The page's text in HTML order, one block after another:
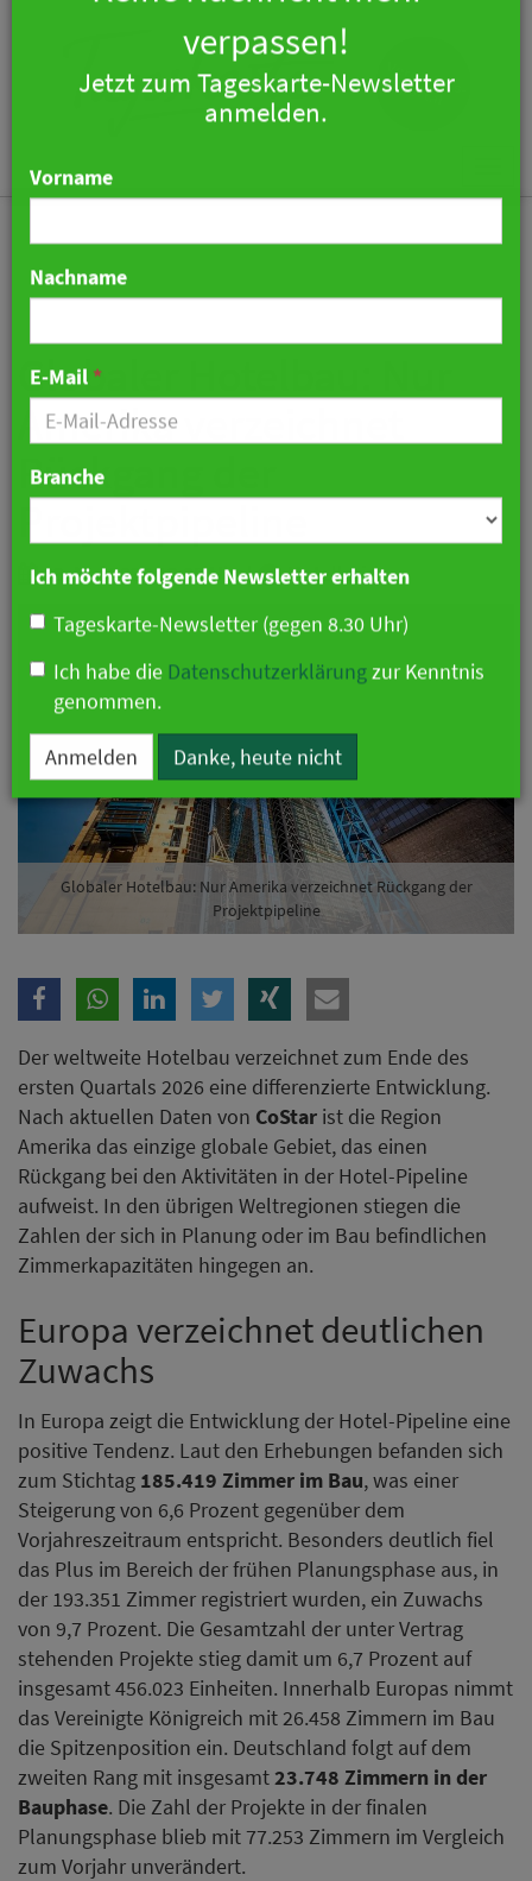
Globaler Hotelbau: Nur
Amerika verzeichnet
Rückgang der
03. Mai 2026 12:05 Uhr| Hotellerie
Globaler Hotelbau: Nur Amerika verzeichnet Rückgang der
Projektpipeline
Der weltweite Hotelbau verzeichnet zum Ende des
ersten Quartals 2026 eine differenzierte Entwicklung.
Nach aktuellen Daten von CoStar ist die Region
Amerika das einzige globale Gebiet, das einen
Rückgang bei den Aktivitäten in der Hotel-Pipeline
aufweist. In den übrigen Weltregionen stiegen die
Zahlen der sich in Planung oder im Bau befindlichen
Zimmerkapazitäten hingegen an.
Europa verzeichnet deutlichen
Zuwachs
In Europa zeigt die Entwicklung der Hotel-Pipeline eine
positive Tendenz. Laut den Erhebungen befanden sich
zum Stichtag 185.419 Zimmer im Bau, was einer
Steigerung von 6,6 Prozent gegenüber dem
Vorjahreszeitraum entspricht. Besonders deutlich fiel
das Plus im Bereich der frühen Planungsphase aus, in
der 193.351 Zimmer registriert wurden, ein Zuwachs
von 9,7 Prozent. Die Gesamtzahl der unter Vertrag
stehenden Projekte stieg damit um 6,7 Prozent auf
insgesamt 456.023 Einheiten. Innerhalb Europas nimmt
das Vereinigte Königreich mit 26.458 Zimmern im Bau
die Spitzenposition ein. Deutschland folgt auf dem
zweiten Rang mit insgesamt23.748 Zimmern in der
Bauphase. Die Zahl der Projekte in der finalen
Planungsphase blieb mit 77.253 Zimmern im Vergleich
zum Vorjahr unverändert.
Keine Nachricht mehr
verpassen!
Vorname
Nachname
E-Mail*
Branche
Ich möchte folgende Newsletter erhalten
Tageskarte-Newsletter (gegen 8.30 Uhr)
Ich habe dieDatenschutzerklärung
genommen.
Anmelden Danke, heute nicht